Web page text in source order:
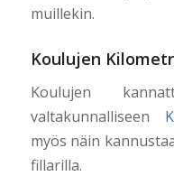
muillekin.
Koulujen
Koulujen
valtakunnalliseen
myös näin
fillarilla.